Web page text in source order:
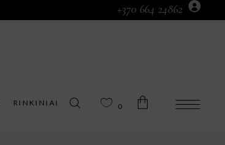
+370 664 24862
RINKINIAI 0